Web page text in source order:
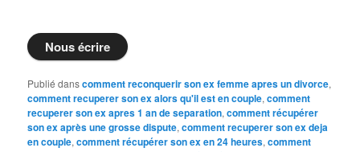
Nous écrire
Publié danscomment reconquerir son ex femme apres un divorce,
comment recuperer son ex alors qu'il est en couple,comment
recuperer son ex apres 1 an de separation,comment récupérer
son ex après une grosse dispute,comment recuperer son ex deja
en couple,comment récupérer son ex en 24 heures,comment